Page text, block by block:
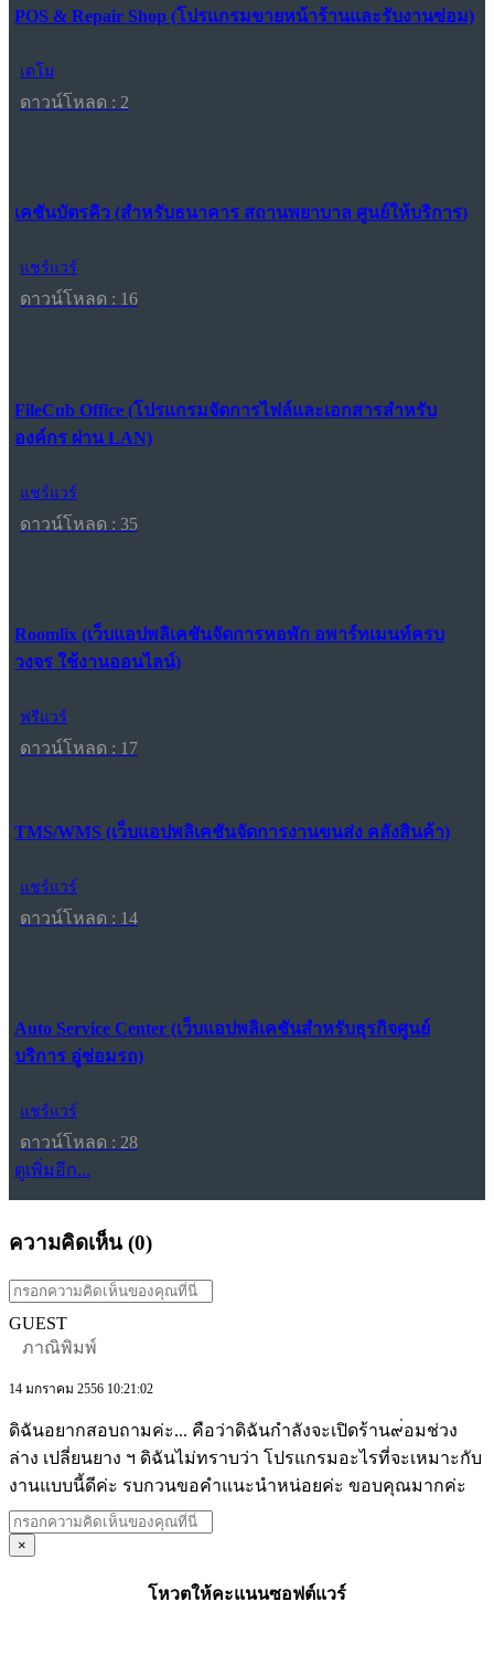
POS & Repair Shop (โปรแกรมขายหน้าร้านและรับงานซ่อม)
เดโม
ดาวน์โหลด : 2
เคชันบัตรคิว (สำหรับธนาคาร สถานพยาบาล ศูนย์ให้บริการ)
แชร์แวร์
ดาวน์โหลด : 16
FileCub Office (โปรแกรมจัดการไฟล์และเอกสารสำหรับ
องค์กร ผ่าน LAN)
แชร์แวร์
ดาวน์โหลด : 35
Roomlix (เว็บแอปพลิเคชันจัดการหอพัก อพาร์ทเมนท์ครบ
วงจร ใช้งานออนไลน์)
ฟรีแวร์
ดาวน์โหลด : 17
TMS/WMS (เว็บแอปพลิเคชันจัดการงานขนส่ง คลังสินค้า)
แชร์แวร์
ดาวน์โหลด : 14
Auto Service Center (เว็บแอปพลิเคชันสำหรับธุรกิจศูนย์
บริการ อู่ซ่อมรถ)
แชร์แวร์
ดาวน์โหลด : 28
ดูเพิ่มอีก...
ความคิดเห็น (0)
GUEST
ภาณิพิมพ์
14 มกราคม 2556 10:21:02
ดิฉันอยากสอบถามค่ะ... คือว่าดิฉันกำลังจะเปิดร้าน๙่อมช่วง
ล่าง เปลี่ยนยาง ฯ ดิฉันไม่ทราบว่า โปรแกรมอะไรที่จะเหมาะกับ
งานแบบนี้ดีค่ะ รบกวนขอคำแนะนำหน่อยค่ะ ขอบคุณมากค่ะ
×
โหวตให้คะแนนซอฟต์แวร์